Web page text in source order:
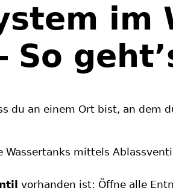
So
du an einem Ort bist, an dem
Wassertanks mittels
vorhanden ist: Öffne alle